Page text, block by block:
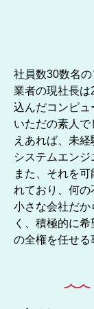
社員数30数名
業者の現社長
込んだコンピ
いただの素人で
えあれば、未経
システムエンジ
また、それを
れており、何の
小さな会社だか
く、積極的に
の全権を任せる